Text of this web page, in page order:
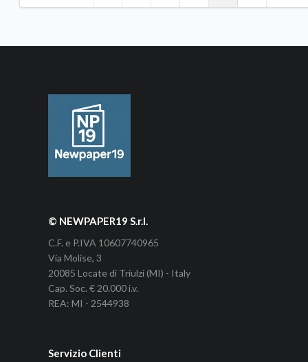
© NEWPAPER19 S.r.l.
C.F. e P.IVA 10607740965
Via Molise, 3
20085 Locate di Triulzi (MI) - Italy
Cap. Soc. € 20.000 i.v.
REA: MI - 2544938
Servizio Clienti